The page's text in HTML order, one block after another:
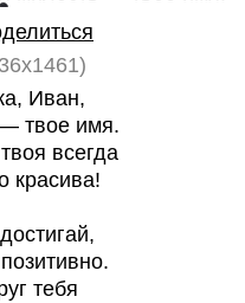
Иван,
твое имя.
всегда
красива!
тебя